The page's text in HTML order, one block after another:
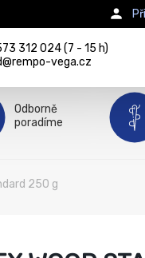
312 024 (7 - 15 h)
vega.cz
Odborně
poradíme
250 g